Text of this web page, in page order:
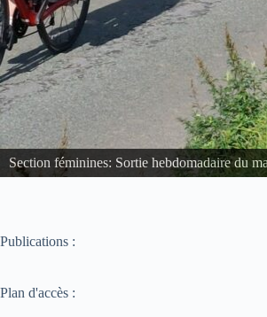
Section féminines: Sortie hebdomadaire du
Publications :
Plan d'accès :